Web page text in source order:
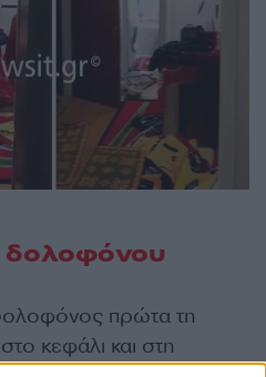
δολοφόνου
πρώτα τη
κεφάλι και στη